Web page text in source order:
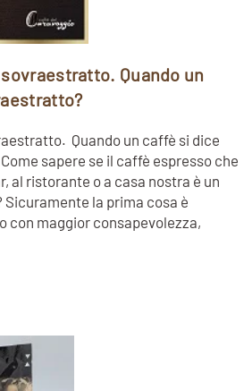
Quando un
Quando un caffè si dice
sapere se il caffè espresso che
al ristorante o a casa nostra è un
Sicuramente la prima cosa è
con maggior consapevolezza,